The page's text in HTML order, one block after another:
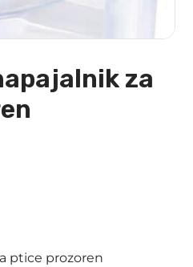
za
ptice prozoren